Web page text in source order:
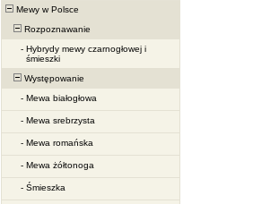
Mewy w Polsce
Rozpoznawanie
- Hybrydy mewy czarnogłowej i
śmieszki
Występowanie
- Mewa białogłowa
- Mewa srebrzysta
- Mewa romańska
- Mewa żółtonoga
- Śmieszka